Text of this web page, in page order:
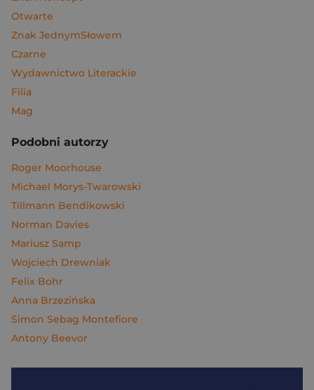
Otwarte
Znak JednymSłowem
Czarne
Wydawnictwo Literackie
Filia
Mag
Podobni autorzy
Roger Moorhouse
Michael Morys-Twarowski
Tillmann Bendikowski
Norman Davies
Mariusz Samp
Wojciech Drewniak
Felix Bohr
Anna Brzezińska
Simon Sebag Montefiore
Antony Beevor